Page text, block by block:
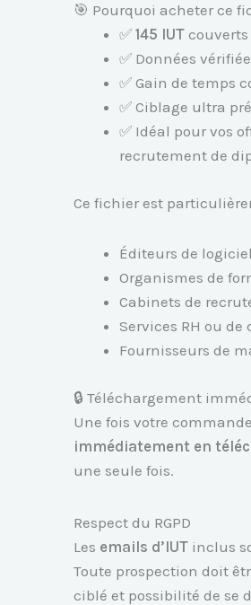
🎯 Pourquoi acheter ce
✅ 145 IUT
✅ Données
✅ Gain de temps
✅ Ciblage ultra
✅ Idéal pour vos
recrutement de
Ce fichier est
Éditeurs de
Organismes de
Cabinets de
Services RH ou
Fournisseurs de
🔒 Téléchargement
Une fois votre
immédiatement en
une seule fois.
Respect du RGPD
Les emails d’IUT inclus
Toute prospection doit
ciblé et possibilité de se